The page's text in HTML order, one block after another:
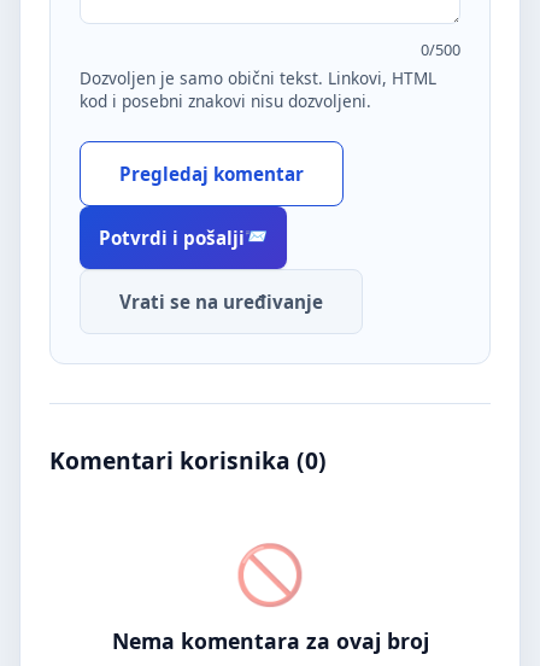
0/500
Dozvoljen je samo obični tekst. Linkovi, HTML
kod i posebni znakovi nisu dozvoljeni.
Pregledaj komentar
Potvrdi i pošalji
Vrati se na uređivanje
Komentari korisnika (0)
Nema komentara za ovaj broj